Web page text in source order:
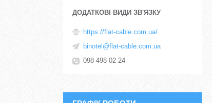
https://flat-cable.com.ua/
binotel@flat-cable.com.ua
098 498 02 24